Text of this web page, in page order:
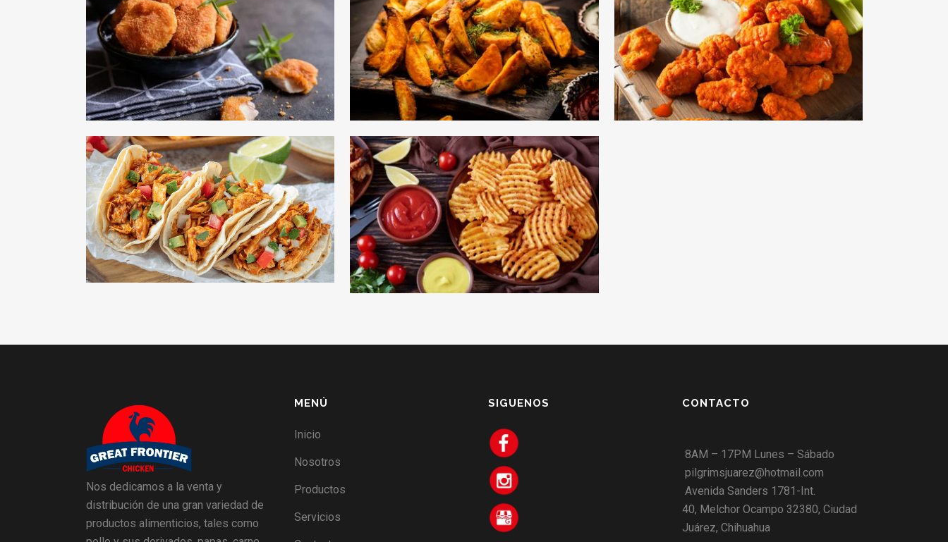
Nos dedicamos a la venta y
distribución de una gran variedad de
productos alimenticios, tales como
MENÚ
Inicio
Nosotros
Productos
Servicios
SIGUENOS CONTACTO
8AM – 17PM Lunes – Sábado
pilgrimsjuarez@hotmail.com
Avenida Sanders 1781-Int.
40, Melchor Ocampo 32380, Ciudad
Juárez, Chihuahua